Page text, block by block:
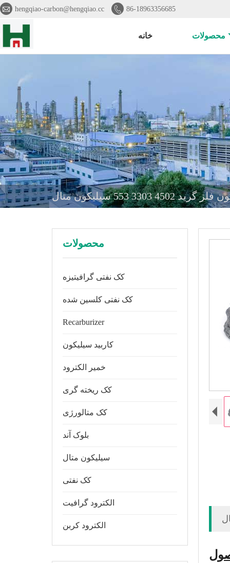
 hengqiao-carbon@hengqiao.cc  86-18963356685
خانه محصولات
553 سیلیکون متال
محصولات
کک نفتی گرافیتیزه
کک نفتی کلسین شده
Recarburizer
کاربید سیلیکون
خمیر الکترود
کک ریخته گری
کک متالورژی
بلوک آند
سیلیکون متال
کک نفتی
الکترود گرافیت
الکترود کربن